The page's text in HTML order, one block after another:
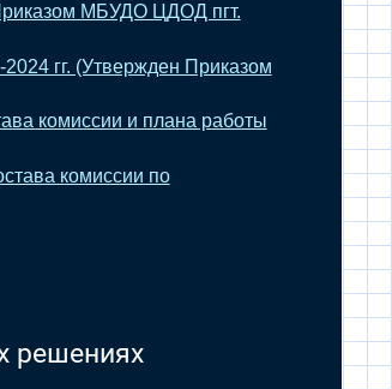
МБУДО ЦДОД пгт.
гг. (Утвержден Приказом
комиссии и плана работы
комиссии по
решениях